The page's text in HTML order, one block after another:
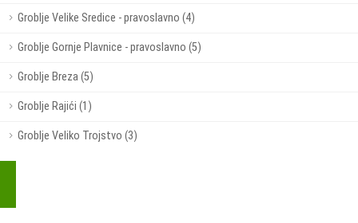
Groblje Velike Sredice - pravoslavno (4)
Groblje Gornje Plavnice - pravoslavno (5)
Groblje Breza (5)
Groblje Rajići (1)
Groblje Veliko Trojstvo (3)